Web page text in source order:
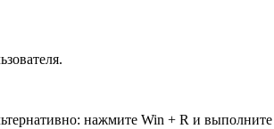
нажмите Win + R и